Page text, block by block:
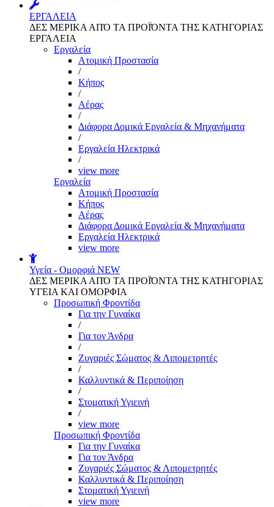
ΕΡΓΑΛΕΙΑ
ΔΕΣ ΜΕΡΙΚΑ ΑΠΌ ΤΑ ΠΡΟΪΌΝΤΑ ΤΗΣ ΚΑΤΗΓΟΡΙΑΣ
ΕΡΓΑΛΕΙΑ
Εργαλεία
Aτομική Προστασία
/
Kήπος
/
Αέρας
/
Διάφορα Δομικά Εργαλεία & Μηχανήματα
/
Εργαλεία Ηλεκτρικά
/
view more
Εργαλεία
Aτομική Προστασία
Kήπος
Αέρας
Διάφορα Δομικά Εργαλεία & Μηχανήματα
Εργαλεία Ηλεκτρικά
view more
Υγεία - Ομορφιά NEW
ΔΕΣ ΜΕΡΙΚΑ ΑΠΌ ΤΑ ΠΡΟΪΌΝΤΑ ΤΗΣ ΚΑΤΗΓΟΡΙΑΣ
ΥΓΕΙΑ ΚΑΙ ΟΜΟΡΦΙΑ
Προσωπική Φροντίδα
Για την Γυναίκα
/
Για τον Άνδρα
/
Ζυγαριές Σώματος & Λιπομετρητές
/
Καλλυντικά & Περιποίηση
/
Στοματική Υγιεινή
/
view more
Προσωπική Φροντίδα
Για την Γυναίκα
Για τον Άνδρα
Ζυγαριές Σώματος & Λιπομετρητές
Καλλυντικά & Περιποίηση
Στοματική Υγιεινή
view more